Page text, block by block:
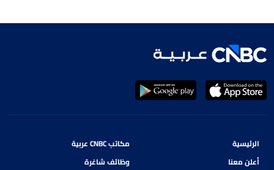
الرئيسية
أعلن معنا
مكاتب CNBC عربية
وظائف شاغرة